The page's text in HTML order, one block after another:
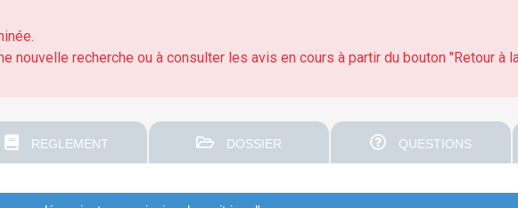
nouvelle recherche ou à consulter les avis en cours à partir du bouton "Retour à
REGLEMENT DOSSIER QUESTIONS